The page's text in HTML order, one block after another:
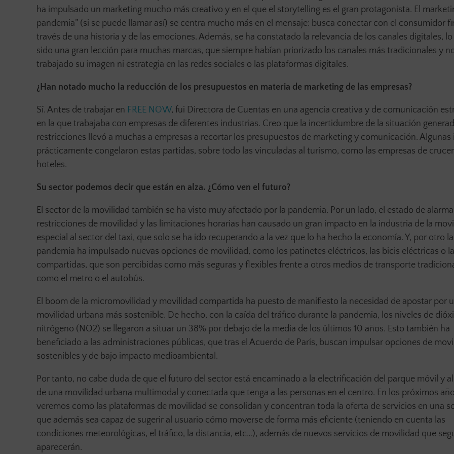
ha impulsado un marketing mucho más creativo y en el que el storytelling es el gran protagonista. El
pandemia” (si se puede llamar así) se centra mucho más en el mensaje: busca conectar con el consumidor
través de una historia y de las emociones. Además, se ha constatado la relevancia de los canales digitales,
sido una gran lección para muchas marcas, que siempre habían priorizado los canales más tradicionales y
trabajado su imagen ni estrategia en las redes sociales o las plataformas digitales.
¿Han notado mucho la reducción de los presupuestos en materia de marketing de las empresas?
Sí. Antes de trabajar en FREE NOW, fui Directora de Cuentas en una agencia creativa y de comunicación
en la que trabajaba con empresas de diferentes industrias. Creo que la incertidumbre de la situación
restricciones llevó a muchas a empresas a recortar los presupuestos de marketing y comunicación.
prácticamente congelaron estas partidas, sobre todo las vinculadas al turismo, como las empresas de
hoteles.
Su sector podemos decir que están en alza. ¿Cómo ven el futuro?
El sector de la movilidad también se ha visto muy afectado por la pandemia. Por un lado, el estado de
restricciones de movilidad y las limitaciones horarias han causado un gran impacto en la industria de la
especial al sector del taxi, que solo se ha ido recuperando a la vez que lo ha hecho la economía. Y, por otro
pandemia ha impulsado nuevas opciones de movilidad, como los patinetes eléctricos, las bicis eléctricas o
compartidas, que son percibidas como más seguras y flexibles frente a otros medios de transporte
como el metro o el autobús.
El boom de la micromovilidad y movilidad compartida ha puesto de manifiesto la necesidad de apostar por
movilidad urbana más sostenible. De hecho, con la caída del tráfico durante la pandemia, los niveles de
nitrógeno (NO2) se llegaron a situar un 38% por debajo de la media de los últimos 10 años. Esto también ha
beneficiado a las administraciones públicas, que tras el Acuerdo de París, buscan impulsar opciones de
sostenibles y de bajo impacto medioambiental.
Por tanto, no cabe duda de que el futuro del sector está encaminado a la electrificación del parque móvil y
de una movilidad urbana multimodal y conectada que tenga a las personas en el centro. En los próximos
veremos como las plataformas de movilidad se consolidan y concentran toda la oferta de servicios en una
que además sea capaz de sugerir al usuario cómo moverse de forma más eficiente (teniendo en cuenta las
condiciones meteorológicas, el tráfico, la distancia, etc…), además de nuevos servicios de movilidad que
aparecerán.